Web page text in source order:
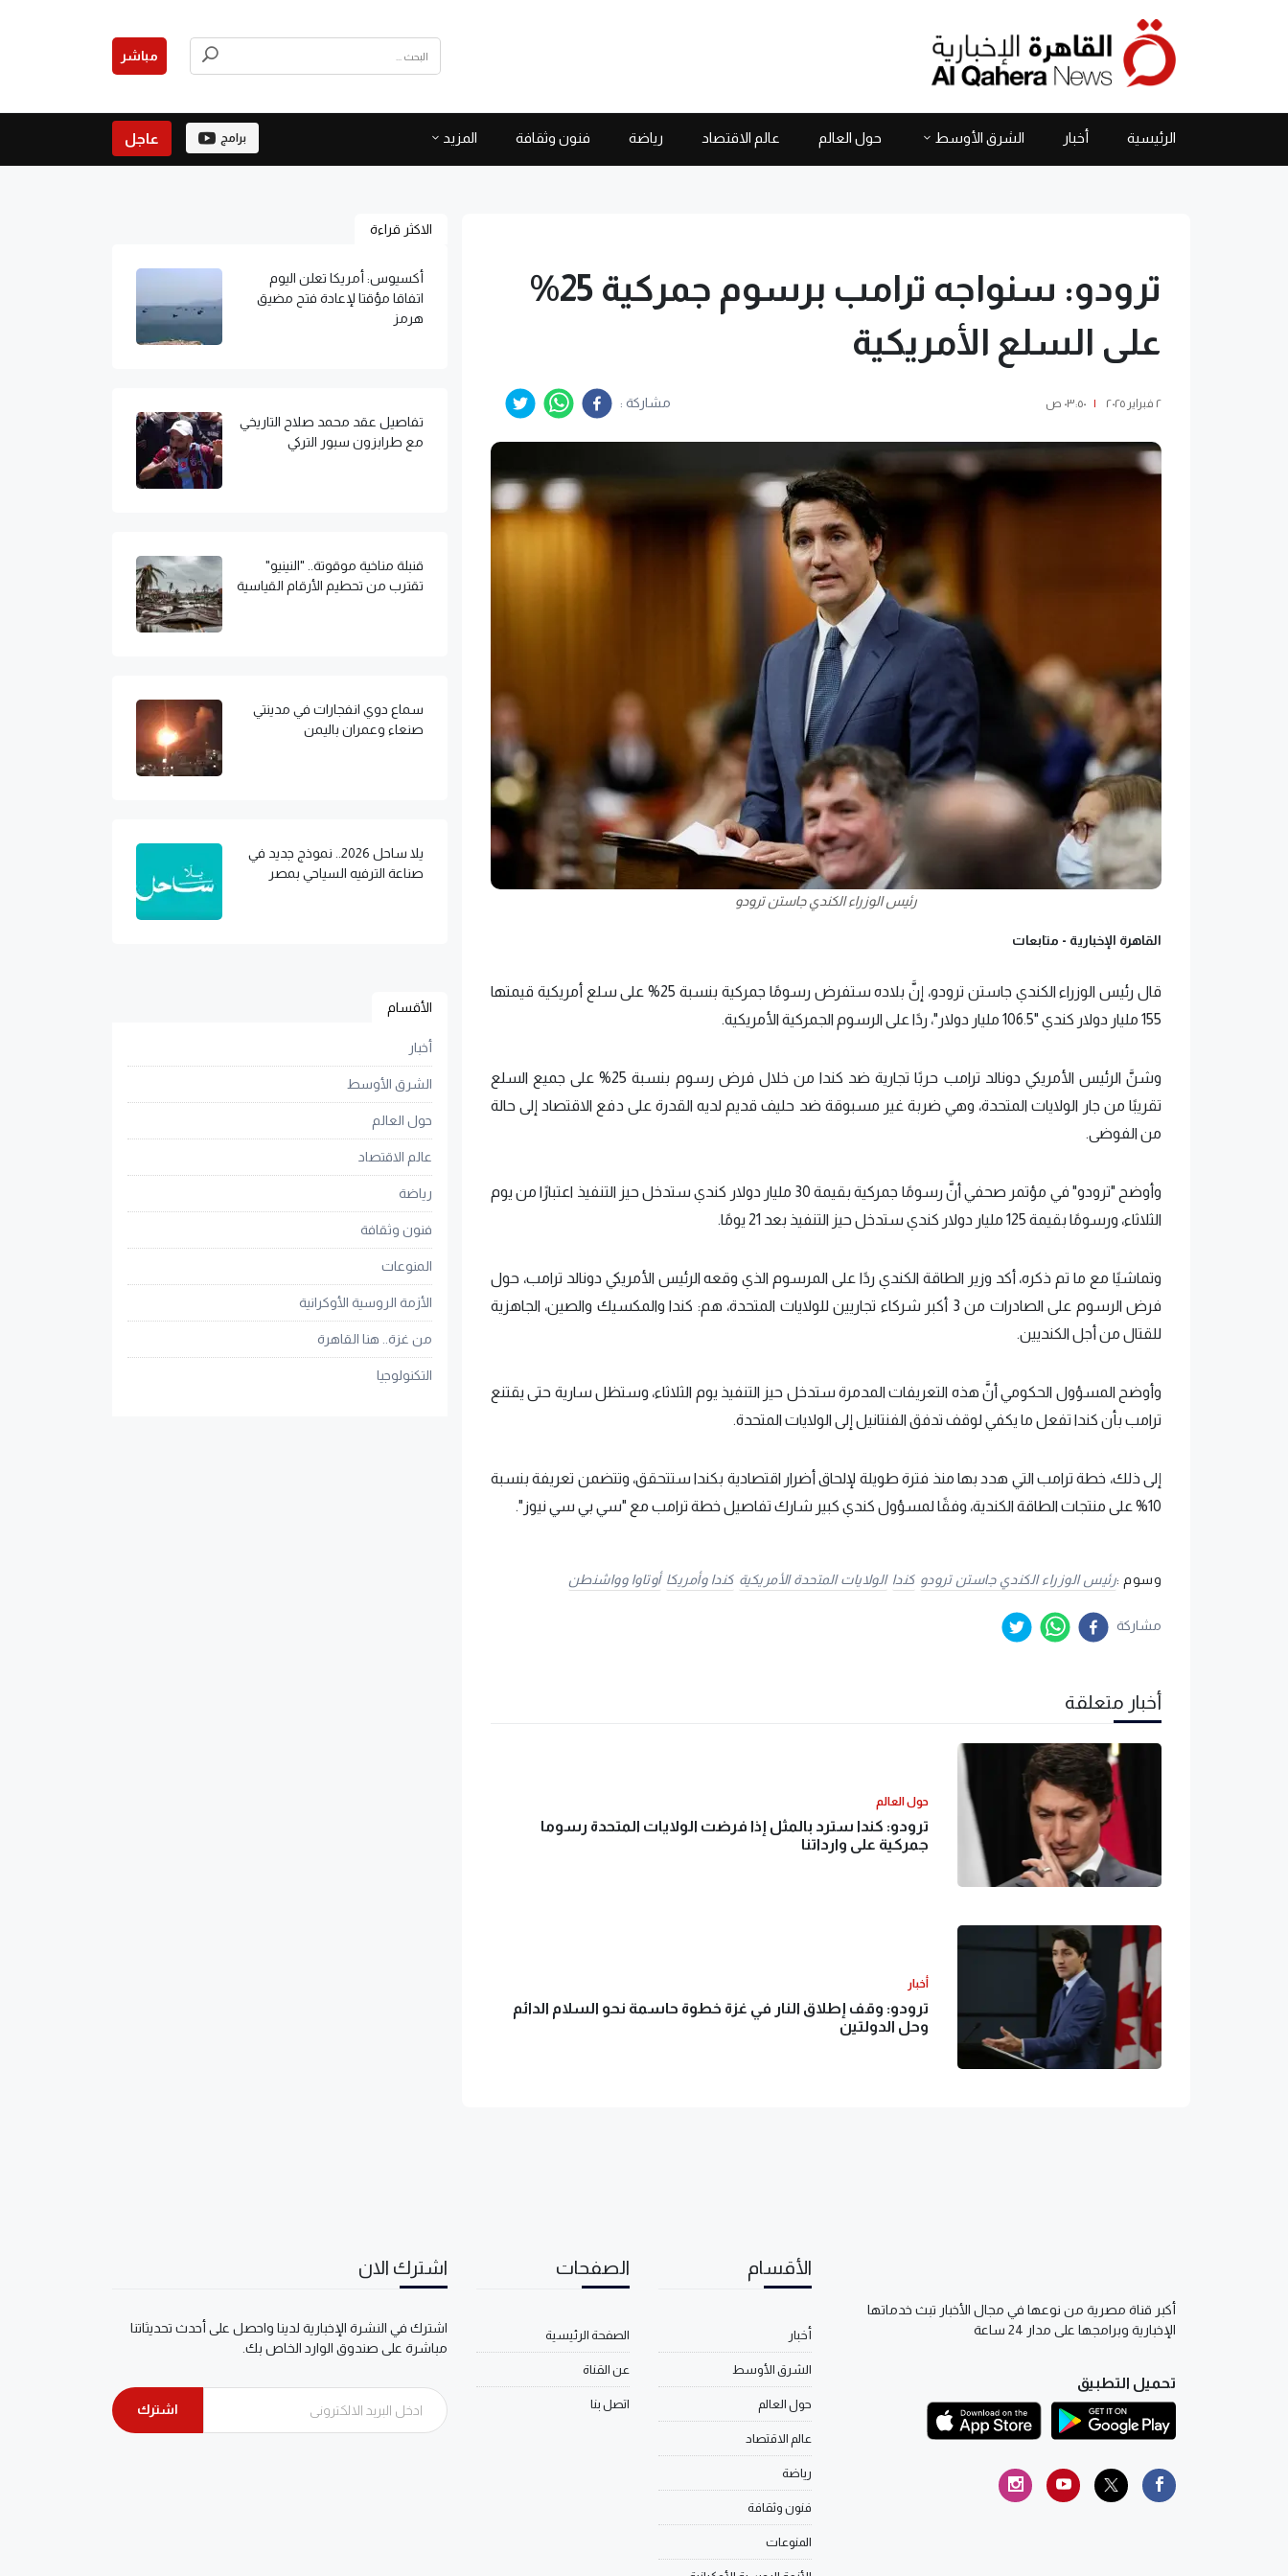
مباشر
الرئيسية أخبار الشرق الأوسط حول العالم عالم الاقتصاد رياضة فنون وثقافة المزيد برامج عاجل
ترودو: سنواجه ترامب برسوم جمركية 25%
على السلع الأمريكية
٢ فبراير ٢٠٢٥ | ٠٣:٥٠ ص مشاركة :
رئيس الوزراء الكندي جاستن ترودو
القاهرة الإخبارية - متابعات
قال رئيس الوزراء الكندي جاستن ترودو، إنَّ بلاده ستفرض رسومًا جمركية بنسبة 25% على سلع أمريكية قيمتها
155 مليار دولار كندي "106.5 مليار دولار"، ردًا على الرسوم الجمركية الأمريكية.
وشنَّ الرئيس الأمريكي دونالد ترامب حربًا تجارية ضد كندا من خلال فرض رسوم بنسبة 25% على جميع السلع
تقريبًا من جار الولايات المتحدة، وهي ضربة غير مسبوقة ضد حليف قديم لديه القدرة على دفع الاقتصاد إلى حالة
من الفوضى.
وأوضح "ترودو" في مؤتمر صحفي أنَّ رسومًا جمركية بقيمة 30 مليار دولار كندي ستدخل حيز التنفيذ اعتبارًا من يوم
الثلاثاء، ورسومًا بقيمة 125 مليار دولار كندي ستدخل حيز التنفيذ بعد 21 يومًا.
وتماشيًا مع ما تم ذكره، أكد وزير الطاقة الكندي ردًا على المرسوم الذي وقعه الرئيس الأمريكي دونالد ترامب، حول
فرض الرسوم على الصادرات من 3 أكبر شركاء تجاريين للولايات المتحدة، هم: كندا والمكسيك والصين، الجاهزية
للقتال من أجل الكنديين.
وأوضح المسؤول الحكومي أنَّ هذه التعريفات المدمرة ستدخل حيز التنفيذ يوم الثلاثاء، وستظل سارية حتى يقتنع
ترامب بأن كندا تفعل ما يكفي لوقف تدفق الفنتانيل إلى الولايات المتحدة.
إلى ذلك، خطة ترامب التي هدد بها منذ فترة طويلة لإلحاق أضرار اقتصادية بكندا ستتحقق، وتتضمن تعريفة بنسبة
10% على منتجات الطاقة الكندية، وفقًا لمسؤول كندي كبير شارك تفاصيل خطة ترامب مع "سي بي سي نيوز".
وسوم :رئيس الوزراء الكندي جاستن ترودو كندا الولايات المتحدة الأمريكية كندا وأمريكا أوتاوا وواشنطن
مشاركة
أخبار متعلقة
حول العالم
ترودو: كندا سترد بالمثل إذا فرضت الولايات المتحدة رسوما
جمركية على وارداتنا
أخبار
ترودو: وقف إطلاق النار في غزة خطوة حاسمة نحو السلام الدائم
وحل الدولتين
الاكثر قراءة
أكسيوس: أمريكا تعلن اليوم
اتفاقا مؤقتا لإعادة فتح مضيق
هرمز
تفاصيل عقد محمد صلاح التاريخي
مع طرابزون سبور التركي
قنبلة مناخية موقوتة.. "النينيو"
تقترب من تحطيم الأرقام القياسية
سماع دوي انفجارات في مدينتي
صنعاء وعمران باليمن
يلا ساحل 2026.. نموذج جديد في
صناعة الترفيه السياحي بمصر
الأقسام
أخبار
الشرق الأوسط
حول العالم
عالم الاقتصاد
رياضة
فنون وثقافة
المنوعات
الأزمة الروسية الأوكرانية
من غزة.. هنا القاهرة
التكنولوجيا
أكبر قناة مصرية من نوعها في مجال الأخبار تبث خدماتها
الإخبارية وبرامجها على مدار 24 ساعة
تحميل التطبيق
الأقسام
أخبار
الشرق الأوسط
حول العالم
عالم الاقتصاد
رياضة
فنون وثقافة
المنوعات
الصفحات
الصفحة الرئيسية
عن القناة
اتصل بنا
اشترك الان
اشترك في النشرة الإخبارية لدينا واحصل على أحدث تحديثاتنا
مباشرة على صندوق الوارد الخاص بك.
اشترك